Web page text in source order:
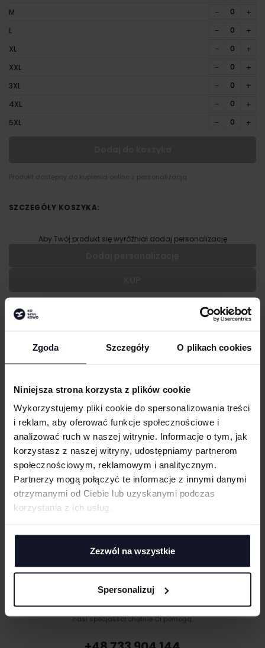
Zgoda Szczegóły O plikach cookies
Niniejsza strona korzysta z plików cookie
Wykorzystujemy pliki cookie do spersonalizowania treści
i reklam, aby oferować funkcje społecznościowe i
analizować ruch w naszej witrynie. Informacje o tym, jak
korzystasz z naszej witryny, udostępniamy partnerom
społecznościowym, reklamowym i analitycznym.
Partnerzy mogą połączyć te informacje z innymi danymi
otrzymanymi od Ciebie lub uzyskanymi podczas
korzystania z ich usług.
Zezwól na wszystkie
Spersonalizuj
OPIS
Fason slim fit
Szerokie ramiączka
GRAMATURA I SKŁAD
CERTYFIKATY
TECHNIKI ZDOBIENIA
Haft komputerowy
Haft komputerowy to technologia pozwalająca wykonywać zdobienia
poliestrowymi nićmi za pomocą specjalnych maszyn haftujących. W
Sitodruk to technika znakowania, która wygrywa trwałością i ceną przy
eventowej oraz merchu.
torbach, parasolach, odzieży roboczej i innych tekstyliach.
DOSTAWA I PŁATNOŚĆ
M − +
L − +
XL − +
XXL − +
3XL − +
4XL − +
5XL − +
Produkt dostępny do kupienia online z personalizacją
SZCZEGÓŁY KOSZYKA:
Aby Twój produkt się wyróżniał dodaj personalizację
RODZAJ NADRUKU
W:
cm | SZ: cm
WGRAJ GRAFIKĘ
UWAGI
ANULUJ
DODAJ
MASZ PYTANIA? ZAPYTAJ SPECJALISTĘ
Jeśli masz pytania odnośnie naszych produktów, zdobień lub współpracy,
nasi specjaliści chętnie Ci pomogą.